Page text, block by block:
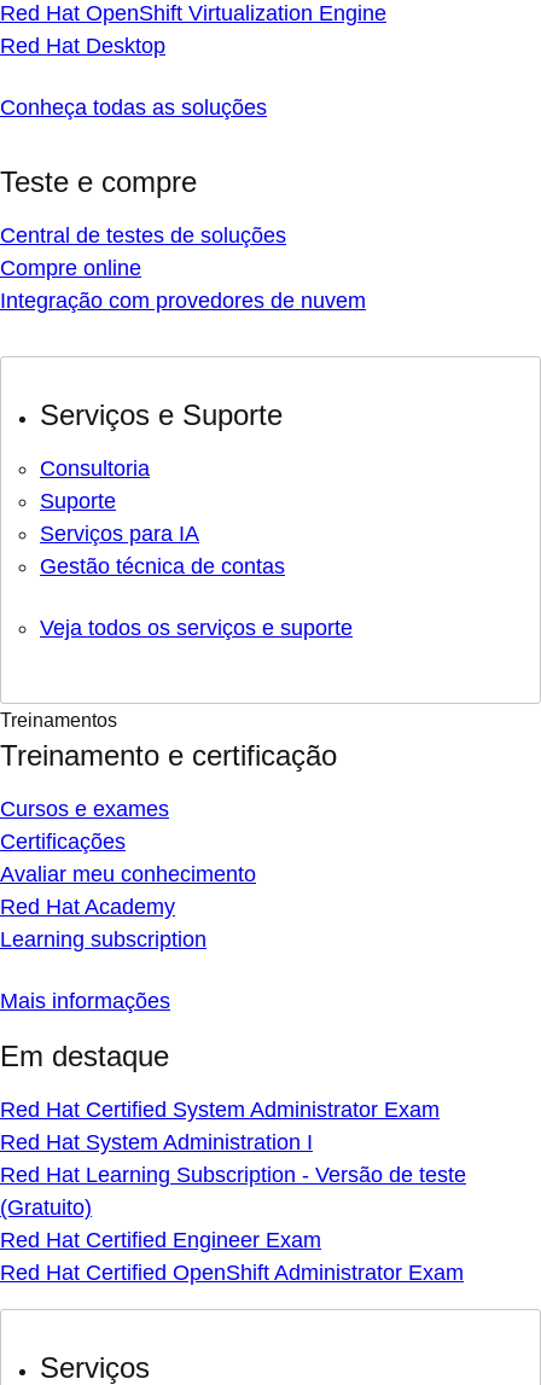
Red Hat OpenShift Virtualization Engine
Red Hat Desktop
Conheça todas as soluções
Teste e compre
Central de testes de soluções
Compre online
Integração com provedores de nuvem
Serviços e Suporte
Consultoria
Suporte
Serviços para IA
Gestão técnica de contas
Veja todos os serviços e suporte
Treinamentos
Treinamento e certificação
Cursos e exames
Certificações
Avaliar meu conhecimento
Red Hat Academy
Learning subscription
Mais informações
Em destaque
Red Hat Certified System Administrator Exam
Red Hat System Administration I
Red Hat Learning Subscription - Versão de teste
(Gratuito)
Red Hat Certified Engineer Exam
Red Hat Certified OpenShift Administrator Exam
Serviços